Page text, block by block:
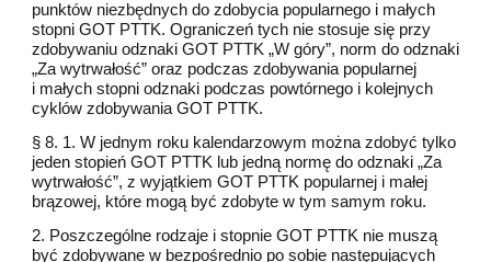
punktów niezbędnych do zdobycia popularnego i małych
stopni GOT PTTK. Ograniczeń tych nie stosuje się przy
zdobywaniu odznaki GOT PTTK „W góry”, norm do odznaki
„Za wytrwałość” oraz podczas zdobywania popularnej
i małych stopni odznaki podczas powtórnego i kolejnych
cyklów zdobywania GOT PTTK.
§ 8. 1. W jednym roku kalendarzowym można zdobyć tylko
jeden stopień GOT PTTK lub jedną normę do odznaki „Za
wytrwałość”, z wyjątkiem GOT PTTK popularnej i małej
brązowej, które mogą być zdobyte w tym samym roku.
2. Poszczególne rodzaje i stopnie GOT PTTK nie muszą
być zdobywane w bezpośrednio po sobie następujących